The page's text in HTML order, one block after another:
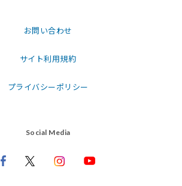
お問い合わせ
サイト利用規約
プライバシーポリシー
Social Media